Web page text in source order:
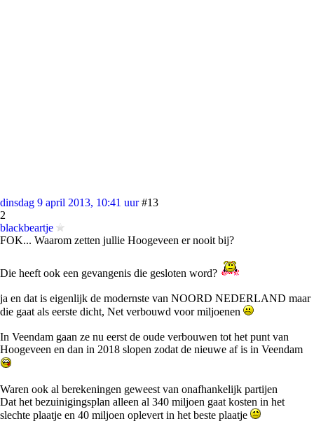
dinsdag 9 april 2013, 10:41 uur #13
2
blackbeartje
FOK... Waarom zetten jullie Hoogeveen er nooit bij?
Die heeft ook een gevangenis die gesloten word?
ja en dat is eigenlijk de modernste van NOORD NEDERLAND maar
die gaat als eerste dicht, Net verbouwd voor miljoenen
In Veendam gaan ze nu eerst de oude verbouwen tot het punt van
Hoogeveen en dan in 2018 slopen zodat de nieuwe af is in Veendam
Waren ook al berekeningen geweest van onafhankelijk partijen
Dat het bezuinigingsplan alleen al 340 miljoen gaat kosten in het
slechte plaatje en 40 miljoen oplevert in het beste plaatje